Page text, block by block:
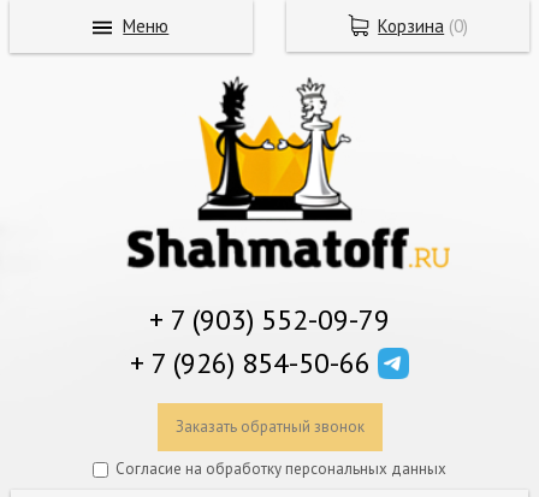
+ 7 (903) 552-09-79
+ 7 (926) 854-50-66
Заказать обратный звонок
Согласие на обработку персональных данных
Корзина (0)
Меню